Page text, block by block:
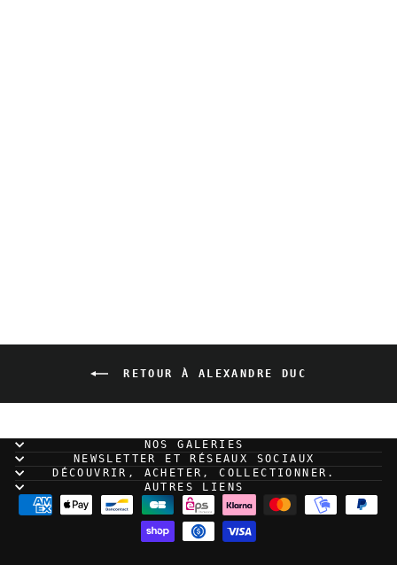
RETOUR À ALEXANDRE DUC
NOS GALERIES
NEWSLETTER ET RÉSEAUX SOCIAUX
DÉCOUVRIR, ACHETER, COLLECTIONNER.
AUTRES LIENS